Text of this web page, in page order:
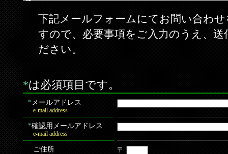
下記メールフォームにてお問い合わ
すので、必要事項をご入力のうえ、
ださい。
*は必須項目です。
*メールアドレス
e-mail address
*確認用メールアドレス
e-mail address
ご住所
〒